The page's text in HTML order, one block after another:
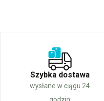
Szybka dostawa
wysłane w ciągu 24